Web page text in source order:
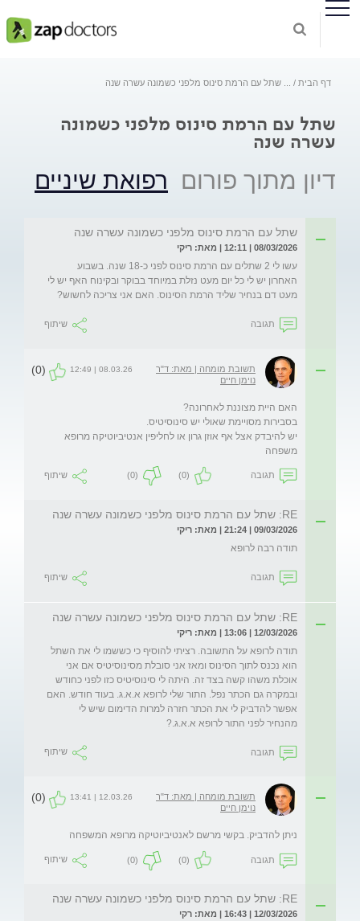
דף הבית שתל עם הרמת סינוס מלפני כשמונה עשרה שנה
שתל עם הרמת סינוס מלפני כשמונה
עשרה שנה
דיון מתוך פורום רפואת שיניים
שתל עם הרמת סינוס מלפני כשמונה עשרה שנה
08/03/2026 | 12:11 | מאת: ריקי
עשו לי 2 שתלים עם הרמת סינוס לפני כ-18 שנה. בשבוע
האחרון יש לי כל יום מעט נזלת במיוחד בבוקר ובקינוח האף יש לי
מעט דם בנחיר שליד הרמת הסינוס. האם אני צריכה לחשוש?
תגובה שיתוף
תשובת מומחה | מאת: ד"ר
נוימן חיים
08.03.26 | 12:49
(0)
יש להיבדק אצל אף אוזן גרון או לחליפין אנטיביוטיקה מרופא
משפחה
תגובה (0)
(0) שיתוף
RE: שתל עם הרמת סינוס מלפני כשמונה עשרה שנה
09/03/2026 | 21:24 | מאת: ריקי
תודה רבה לרופא
תגובה שיתוף
RE: שתל עם הרמת סינוס מלפני כשמונה עשרה שנה
12/03/2026 | 13:06 | מאת: ריקי
תודה לרופא על התשובה. רציתי להוסיף כי כששמו לי את השתל
הוא נכנס לתוך הסינוס ומאז אני סובלת מסינוסיטיס אם אני
אוכלת משהו קשה בצד זה. היתה לי סינוסיטיס כזו לפני כחודש
ובמקרה גם הכתר נפל. התור שלי לרופא א.א.ג. בעוד חודש. האם
אפשר להדביק לי את הכתר חזרה למרות הדימום שיש לי
מהנחיר לפני התור לרופא א.א.ג.?
תגובה שיתוף
תשובת מומחה | מאת: ד"ר
נוימן חיים
12.03.26 | 13:41
(0)
ניתן להדביק. בקשי מרשם לאנטיביוטיקה מרופא המשפחה
תגובה (0)
(0) שיתוף
RE: שתל עם הרמת סינוס מלפני כשמונה עשרה שנה
12/03/2026 | 16:43 | מאת: רקי